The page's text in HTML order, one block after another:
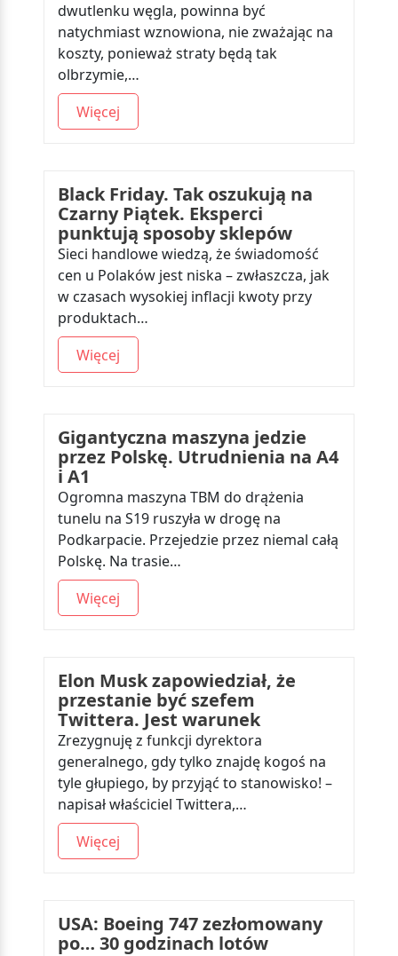
dwutlenku węgla, powinna być
natychmiast wznowiona, nie zważając na
koszty, ponieważ straty będą tak
olbrzymie,…
Więcej
Black Friday. Tak oszukują na
Czarny Piątek. Eksperci
punktują sposoby sklepów
Sieci handlowe wiedzą, że świadomość
cen u Polaków jest niska – zwłaszcza, jak
w czasach wysokiej inflacji kwoty przy
produktach…
Więcej
Gigantyczna maszyna jedzie
przez Polskę. Utrudnienia na A4
i A1
Ogromna maszyna TBM do drążenia
tunelu na S19 ruszyła w drogę na
Podkarpacie. Przejedzie przez niemal całą
Polskę. Na trasie…
Więcej
Elon Musk zapowiedział, że
przestanie być szefem
Twittera. Jest warunek
Zrezygnuję z funkcji dyrektora
generalnego, gdy tylko znajdę kogoś na
tyle głupiego, by przyjąć to stanowisko! –
napisał właściciel Twittera,…
Więcej
USA: Boeing 747 zezłomowany
po… 30 godzinach lotów